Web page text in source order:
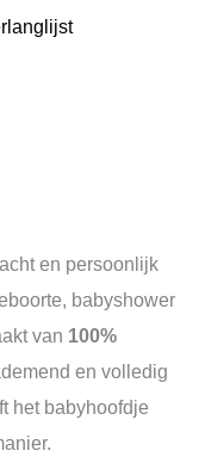
en persoonlijk
babyshower
van 100%
en volledig
het babyhoofdje